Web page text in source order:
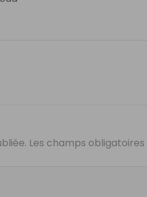
Les champs